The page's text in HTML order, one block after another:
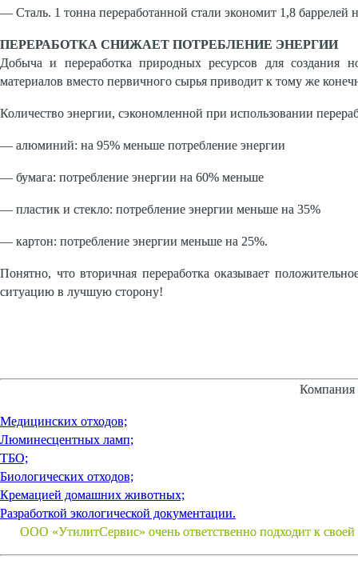
— Сталь. 1 тонна переработанной стали экономит 1,8 баррелей
ПЕРЕРАБОТКА СНИЖАЕТ ПОТРЕБЛЕНИЕ ЭНЕРГИИ
Добыча и переработка природных ресурсов для создания
материалов вместо первичного сырья приводит к тому же
Количество энергии, сэкономленной при использовании
— алюминий: на 95% меньше потребление энергии
— бумага: потребление энергии на 60% меньше
— пластик и стекло: потребление энергии меньше на 35%
— картон: потребление энергии меньше на 25%.
Понятно, что вторичная переработка оказывает
ситуацию в лучшую сторону!
Компания
Медицинских отходов;
Люминесцентных ламп;
ТБО;
Биологических отходов;
Кремацией домашних животных;
Разработкой экологической документации.
ООО «УтилитСервис» очень ответственно подходит к